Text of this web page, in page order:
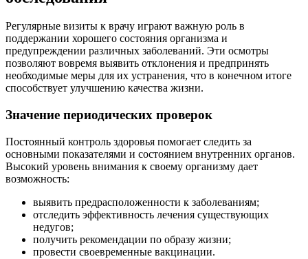
Регулярные визиты к врачу играют важную роль в
поддержании хорошего состояния организма и
предупреждении различных заболеваний. Эти осмотры
позволяют вовремя выявить отклонения и предпринять
необходимые меры для их устранения, что в конечном итоге
способствует улучшению качества жизни.
Значение периодических проверок
Постоянный контроль здоровья помогает следить за
основными показателями и состоянием внутренних органов.
Высокий уровень внимания к своему организму дает
возможность:
выявить предрасположенности к заболеваниям;
отследить эффективность лечения существующих
недугов;
получить рекомендации по образу жизни;
провести своевременные вакцинации.